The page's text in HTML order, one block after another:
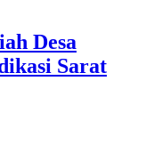
Desa
Sarat